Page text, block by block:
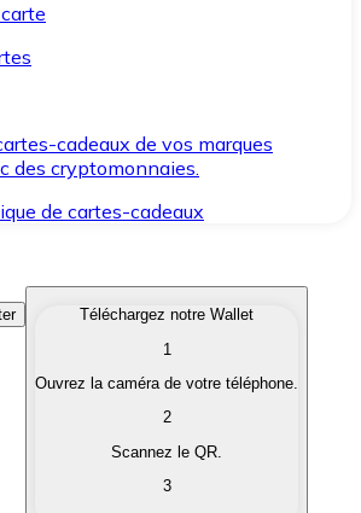
cadeaux de vos marques
des cryptomonnaies.
de cartes-cadeaux
qui vous intéressent
vos cryptomonnaies en monnaie
Téléchargez notre Wallet
1
Ouvrez la caméra de votre téléphone.
2
Scannez le QR.
3